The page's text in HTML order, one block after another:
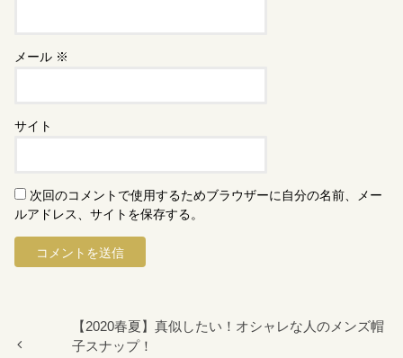
メール ※
サイト
次回のコメントで使用するためブラウザーに自分の名前、メー
ルアドレス、サイトを保存する。
【2020春夏】真似したい！オシャレな人のメンズ帽
子スナップ！